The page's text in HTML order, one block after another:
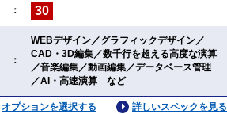
： 30
：
WEBデザイン／グラフィックデザイン／
CAD・3D編集／数千行を超える高度な演算
／音楽編集／動画編集／データベース管理
／AI・高速演算 など
詳しいスペックを見る
オプションを選択する